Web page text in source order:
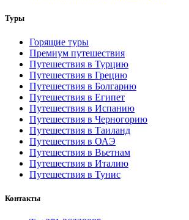
Туры
Горящие туры
Премиум путешествия
Путешествия в Турцию
Путешествия в Грецию
Путешествия в Болгарию
Путешествия в Египет
Путешествия в Испанию
Путешествия в Черногорию
Путешествия в Таиланд
Путешествия в ОАЭ
Путешествия в Вьетнам
Путешествия в Италию
Путешествия в Тунис
Контакты